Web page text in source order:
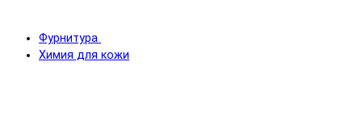
Фурнитура
Химия для кожи